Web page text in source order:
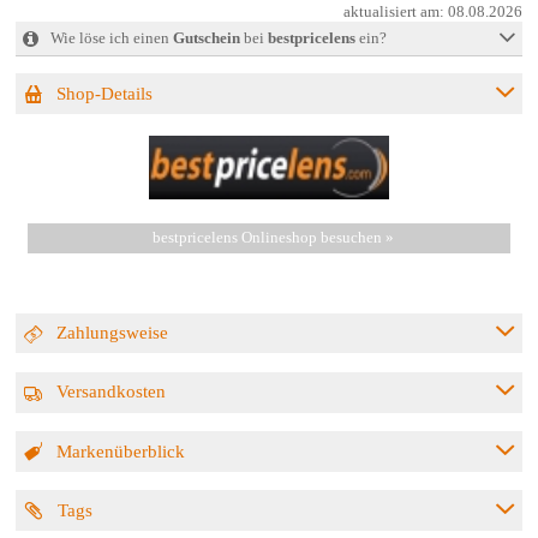
aktualisiert am:08.08.2026
Wie löse ich einen Gutscheinbei bestpricelensein?
Shop-Details
bestpricelens Onlineshop besuchen »
Zahlungsweise
Versandkosten
Markenüberblick
Tags